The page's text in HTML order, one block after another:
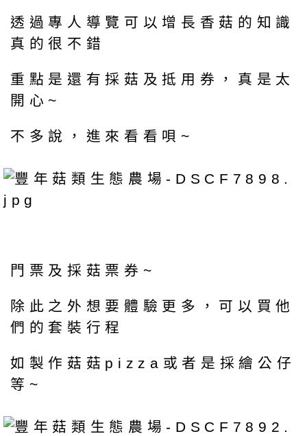
透過專人導覽可以增長香菇的知識
真的很不錯
重點是還有採菇及抵用券，真是太
開心~
不多說，進來看看唄~
門票及採菇票券~
除此之外想要體驗更多，可以買他
們的套裝行程
如製作菇菇pizza或者是採繪公仔
等~